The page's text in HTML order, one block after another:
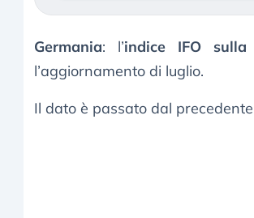
Germania: l’indice IFO
l’aggiornamento di luglio.
Il dato è passato dal